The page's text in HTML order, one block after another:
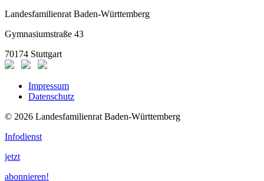
Landesfamilienrat Baden-Württemberg
Gymnasiumstraße 43
70174 Stuttgart
Impressum
Datenschutz
© 2026 Landesfamilienrat Baden-Württemberg
Infodienst
jetzt
abonnieren!